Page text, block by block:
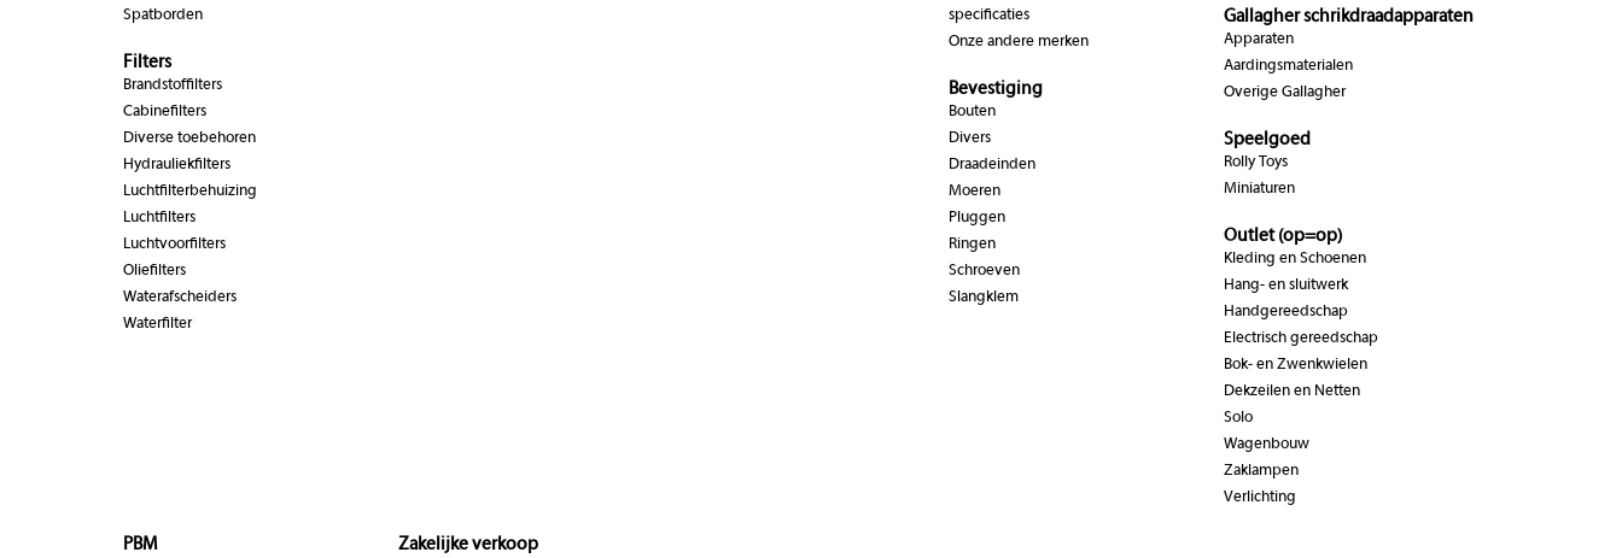
Spatborden
Filters
Brandstoffilters
Cabinefilters
Diverse toebehoren
Hydrauliekfilters
Luchtfilterbehuizing
Luchtfilters
Luchtvoorfilters
Oliefilters
Waterafscheiders
Waterfilter
specificaties
Onze andere merken
Bevestiging
Bouten
Divers
Draadeinden
Moeren
Pluggen
Ringen
Schroeven
Slangklem
Gallagher schrikdraadapparaten
Apparaten
Aardingsmaterialen
Overige Gallagher
Speelgoed
Rolly Toys
Miniaturen
Outlet (op=op)
Kleding en Schoenen
Hang- en sluitwerk
Handgereedschap
Electrisch gereedschap
Bok- en Zwenkwielen
Dekzeilen en Netten
Solo
Wagenbouw
Zaklampen
Verlichting
PBM Zakelijke verkoop